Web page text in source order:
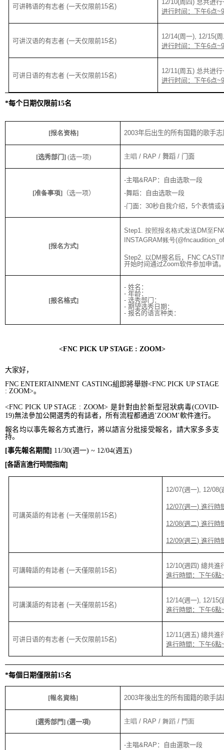
可讲韩语的有志者(一天仅限前15名)
12/10(周四 ) 总共进
进行时间：下午6点
可讲汉语的有志者(一天仅限前15名)
12/14(周一), 12/15(
进行时间：下午6点
可讲日语的有志者(一天仅限前15名)
12/11(周五) 总共进
进行时间：下午6点
*每个日期仅限前15名
[报名资格] 2003年后出生的所有国籍的歌手
[选秀部门] (选一项) 主唱 / RAP /舞蹈/ 门面
[准备事项]（选一项）
-主唱&RAP ：自由选歌一段
-舞蹈：自由选歌一段
-门面：30秒自我介绍，5个表情或
[报名方式]
Step1. 按照报名格式发送DM至
INSTAGRAM账号
Step2. 以 DM报名后，
FNC
开始时间通过Zoom软件参加申请
[报名格式]
-姓名：
-年龄：
-选秀部门：
-期望选秀日期：
-报名的语言种类：
<FNC PICK UP STAGE : ZOOM>
大家好，
FNC ENTERTAINMENT CASTING組即將舉辦<FNC PICK UP STAGE
: ZOOM>。
<FNC PICK UP STAGE : ZOOM> 是針對由於新型冠狀病毒(COVID-
19)無法參加公開選秀的有誌者，所有流程都通過’ZOOM’軟件進行。
報名均以事先報名方式進行，將以語言分批接受報名，請大家多多支
持。
[事先報名期間] 11/30(週一) ~ 12/04(週五)
[各語言進行時間指南]
可講英語的有誌者 (一天僅限前15名)
12/07(週一), 12/08(
12/07(週一)進行時
12/08(週二)進行時
12/09(週三)進行時
可講韓語的有誌者 (一天僅限前15名)
12/10(週四)總共進
進行時間：下午6點
可講漢語的有誌者 (一天僅限前15名)
12/14(週一), 12/15(
進行時間：下午6點
可讲日语的有志者(一天仅限前15名)
12/11(週五)總共進
進行時間：下午6點
*每個日期僅限前15名
[報名資格] 2003年後出生的所有國籍的歌手
[選秀部門] (選一項) 主唱 / RAP /舞蹈 / 門面
-主唱&RAP ：自由選歌一段